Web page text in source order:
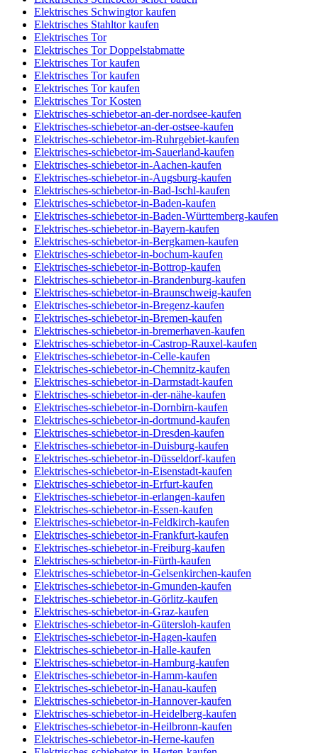
Elektrisches Schwingtor kaufen
Elektrisches Stahltor kaufen
Elektrisches Tor
Elektrisches Tor Doppelstabmatte
Elektrisches Tor kaufen
Elektrisches Tor kaufen
Elektrisches Tor kaufen
Elektrisches Tor Kosten
Elektrisches-schiebetor-an-der-nordsee-kaufen
Elektrisches-schiebetor-an-der-ostsee-kaufen
Elektrisches-schiebetor-im-Ruhrgebiet-kaufen
Elektrisches-schiebetor-im-Sauerland-kaufen
Elektrisches-schiebetor-in-Aachen-kaufen
Elektrisches-schiebetor-in-Augsburg-kaufen
Elektrisches-schiebetor-in-Bad-Ischl-kaufen
Elektrisches-schiebetor-in-Baden-kaufen
Elektrisches-schiebetor-in-Baden-Württemberg-kaufen
Elektrisches-schiebetor-in-Bayern-kaufen
Elektrisches-schiebetor-in-Bergkamen-kaufen
Elektrisches-schiebetor-in-bochum-kaufen
Elektrisches-schiebetor-in-Bottrop-kaufen
Elektrisches-schiebetor-in-Brandenburg-kaufen
Elektrisches-schiebetor-in-Braunschweig-kaufen
Elektrisches-schiebetor-in-Bregenz-kaufen
Elektrisches-schiebetor-in-Bremen-kaufen
Elektrisches-schiebetor-in-bremerhaven-kaufen
Elektrisches-schiebetor-in-Castrop-Rauxel-kaufen
Elektrisches-schiebetor-in-Celle-kaufen
Elektrisches-schiebetor-in-Chemnitz-kaufen
Elektrisches-schiebetor-in-Darmstadt-kaufen
Elektrisches-schiebetor-in-der-nähe-kaufen
Elektrisches-schiebetor-in-Dornbirn-kaufen
Elektrisches-schiebetor-in-dortmund-kaufen
Elektrisches-schiebetor-in-Dresden-kaufen
Elektrisches-schiebetor-in-Duisburg-kaufen
Elektrisches-schiebetor-in-Düsseldorf-kaufen
Elektrisches-schiebetor-in-Eisenstadt-kaufen
Elektrisches-schiebetor-in-Erfurt-kaufen
Elektrisches-schiebetor-in-erlangen-kaufen
Elektrisches-schiebetor-in-Essen-kaufen
Elektrisches-schiebetor-in-Feldkirch-kaufen
Elektrisches-schiebetor-in-Frankfurt-kaufen
Elektrisches-schiebetor-in-Freiburg-kaufen
Elektrisches-schiebetor-in-Fürth-kaufen
Elektrisches-schiebetor-in-Gelsenkirchen-kaufen
Elektrisches-schiebetor-in-Gmunden-kaufen
Elektrisches-schiebetor-in-Görlitz-kaufen
Elektrisches-schiebetor-in-Graz-kaufen
Elektrisches-schiebetor-in-Gütersloh-kaufen
Elektrisches-schiebetor-in-Hagen-kaufen
Elektrisches-schiebetor-in-Halle-kaufen
Elektrisches-schiebetor-in-Hamburg-kaufen
Elektrisches-schiebetor-in-Hamm-kaufen
Elektrisches-schiebetor-in-Hanau-kaufen
Elektrisches-schiebetor-in-Hannover-kaufen
Elektrisches-schiebetor-in-Heidelberg-kaufen
Elektrisches-schiebetor-in-Heilbronn-kaufen
Elektrisches-schiebetor-in-Herne-kaufen